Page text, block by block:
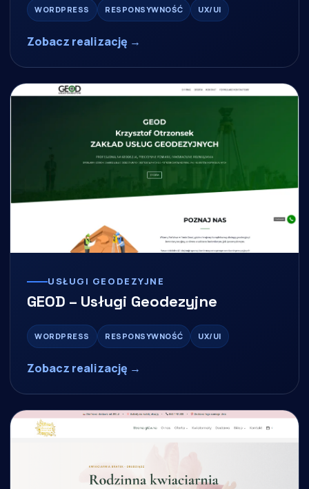
WORDPRESS RESPONSYWNOŚĆ UX/UI
Zobacz realizację →
USŁUGI GEODEZYJNE
GEOD – Usługi Geodezyjne
WORDPRESS RESPONSYWNOŚĆ UX/UI
Zobacz realizację →